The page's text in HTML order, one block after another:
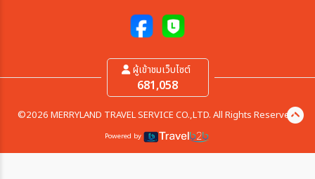
ผู้เข้าชมเว็บไซต์
681,058
©2026 MERRYLAND TRAVEL SERVICE CO.,LTD. All Rights Reserved.
Powered by